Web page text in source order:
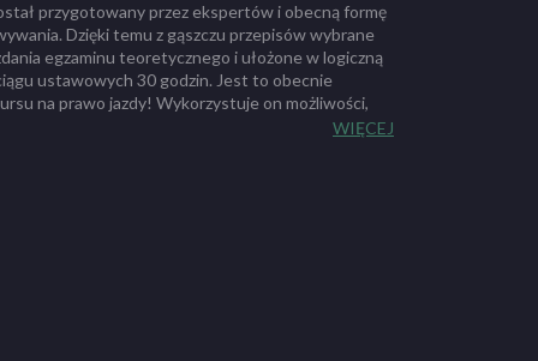
przygotowany przez ekspertów i obecną formę
Dzięki temu z gąszczu przepisów wybrane
egzaminu teoretycznego i ułożone w logiczną
ustawowych 30 godzin. Jest to obecnie
na prawo jazdy! Wykorzystuje on możliwości,
SPS to zintegrowany system nauki, nowoczesna
WIĘCEJ